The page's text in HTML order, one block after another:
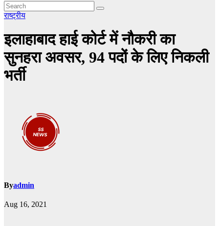
राष्ट्रीय
इलाहाबाद हाई कोर्ट में नौकरी का
सुनहरा अवसर, 94 पदों के लिए निकली
भर्ती
Byadmin
Aug 16, 2021